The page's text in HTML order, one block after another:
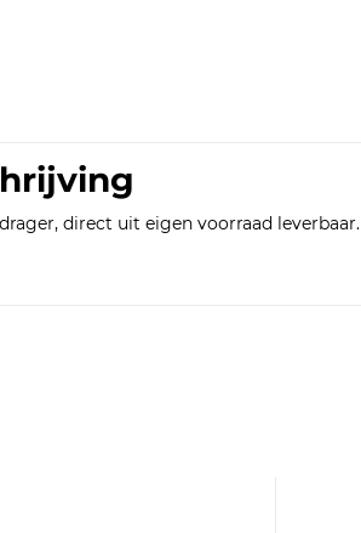
direct uit eigen voorraad leverbaar.